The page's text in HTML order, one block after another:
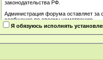
законодательства РФ.
Администрация форума оставляет за
сообщение по своему усмотрению.
Я обязуюсь исполнять